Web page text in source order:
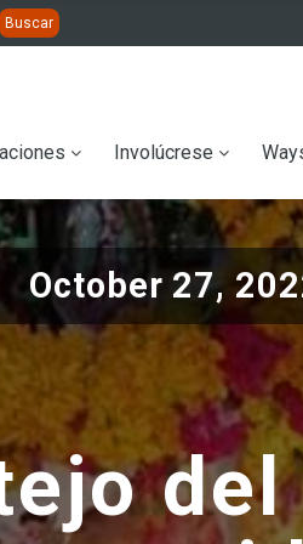
Involúcrese
October 27,
del